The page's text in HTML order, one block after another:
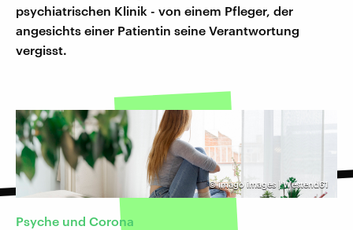
psychiatrischen Klinik - von einem Pfleger, der
angesichts einer Patientin seine Verantwortung
vergisst.
©imago images | Westend61
Psyche und Corona